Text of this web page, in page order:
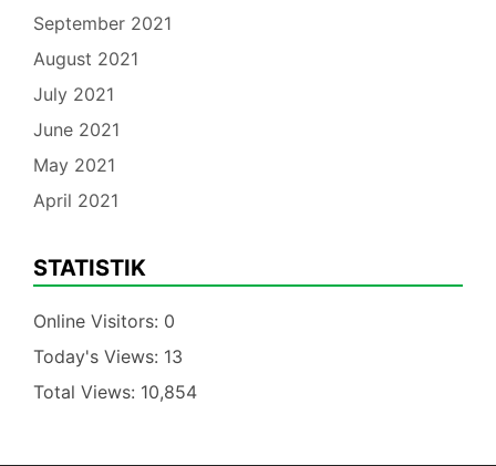
September 2021
August 2021
July 2021
June 2021
May 2021
April 2021
STATISTIK
Online Visitors: 0
Today's Views: 13
Total Views: 10,854